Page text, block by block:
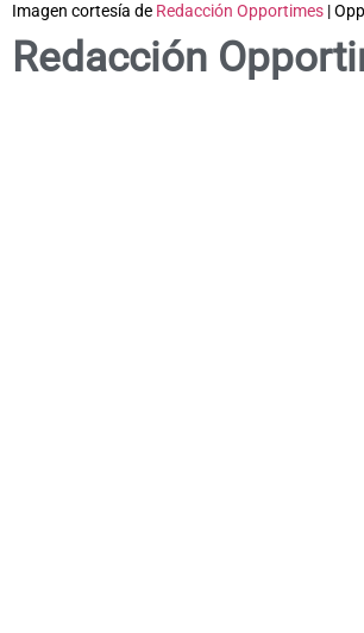
Imagen cortesía de Redacción Opportimes |
Redacción